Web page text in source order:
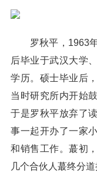
罗秋平，1963年
后毕业于武汉大学
学历。硕士毕业后
当时研究所内开始
于是罗秋平放弃了
事一起开办了一家
和销售工作。蕞初
几个合伙人蕞终分道